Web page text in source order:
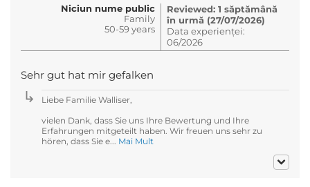
Niciun nume public
Family
50-59 years
Reviewed: 1 săptămână
în urmă (27/07/2026)
Data experienței:
06/2026
Sehr gut hat mir gefalken
Liebe Familie Walliser,
vielen Dank, dass Sie uns Ihre Bewertung und Ihre
Erfahrungen mitgeteilt haben. Wir freuen uns sehr zu
hören, dass Sie e... Mai Mult